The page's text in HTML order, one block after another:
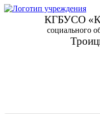
КГБУСО
социального